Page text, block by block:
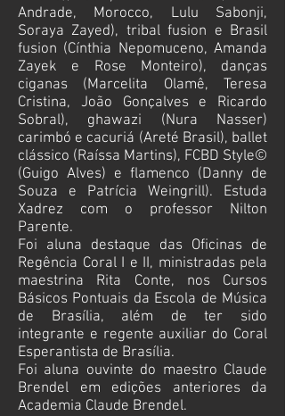
Andrade, Morocco, Lulu Sabonji,
Soraya Zayed), tribal fusion e Brasil
fusion (Cínthia Nepomuceno, Amanda
Zayek e Rose Monteiro), danças
ciganas (Marcelita Olamê, Teresa
Cristina, João Gonçalves e Ricardo
Sobral), ghawazi (Nura Nasser)
carimbó e cacuriá (Areté Brasil), ballet
clássico (Raíssa Martins), FCBD Style©️
(Guigo Alves) e flamenco (Danny de
Souza e Patrícia Weingrill). Estuda
Xadrez com o professor Nilton
Parente.
Foi aluna destaque das Oficinas de
Regência Coral I e II, ministradas pela
maestrina Rita Conte, nos Cursos
Básicos Pontuais da Escola de Música
de Brasília, além de ter sido
integrante e regente auxiliar do Coral
Esperantista de Brasília.
Foi aluna ouvinte do maestro Claude
Brendel em edições anteriores da
Academia Claude Brendel.